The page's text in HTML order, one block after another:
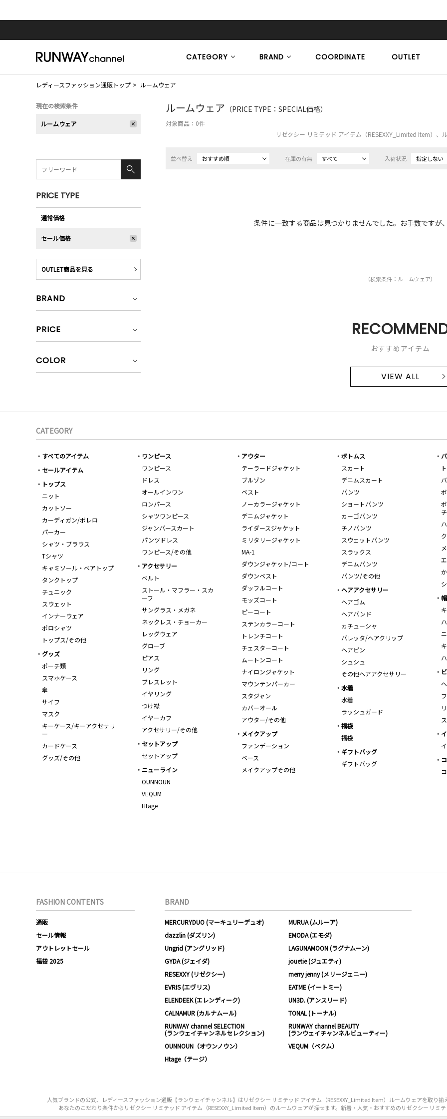
CATEGORY BRAND COORDINATE OUTLET
レディースファッション通販トップ ルームウェア
ルームウェア （PRICE TYPE：SPECIAL価格）
対象商品： 0件
リゼクシー リミテッド アイテム（RESEXXY_Limited Item）、
並べ替え おすすめ順 在庫の有無 すべて 入荷状況 指定しない
条件に一致する商品は見つかりませんでした。お手数ですが
（検索条件：ルームウェア）
おすすめアイテム
VIEW ALL
現在の検索条件
ルームウェア
PRICE TYPE
通常価格
セール価格
OUTLET商品を見る
BRAND
PRICE
COLOR
CATEGORY
すべてのアイテム
セールアイテム
トップス
ニット
カットソー
カーディガン/ボレロ
パーカー
シャツ・ブラウス
Tシャツ
キャミソール・ベアトップ
タンクトップ
チュニック
スウェット
インナーウェア
ポロシャツ
トップス/その他
ワンピース
ワンピース
ドレス
オールインワン
ロンパース
シャツワンピース
ジャンパースカート
パンツドレス
ワンピース/その他
アウター
テーラードジャケット
ブルゾン
ベスト
ノーカラージャケット
デニムジャケット
ライダースジャケット
ミリタリージャケット
MA-1
ダウンジャケット/コート
ダウンベスト
ダッフルコート
モッズコート
ピーコート
ステンカラーコート
トレンチコート
チェスターコート
ムートンコート
ナイロンジャケット
マウンテンパーカー
スタジャン
カバーオール
アウター/その他
ボトムス
スカート
デニムスカート
パンツ
ショートパンツ
カーゴパンツ
チノパンツ
スウェットパンツ
スラックス
デニムパンツ
パンツ/その他
チ
アクセサリー
ベルト
ストール・マフラー・スカ
ーフ
サングラス・メガネ
ネックレス・チョーカー
レッグウェア
グローブ
ピアス
リング
ブレスレット
イヤリング
つけ襟
イヤーカフ
アクセサリー/その他
ヘアアクセサリー
ヘアゴム
ヘアバンド
カチューシャ
バレッタ/ヘアクリップ
ヘアピン
シュシュ
その他ヘアアクセサリー
グッズ
ポーチ類
スマホケース
傘
サイフ
マスク
キーケース/キーアクセサリ
ー
カードケース
グッズ/その他
水着
水着
ラッシュガード
福袋
福袋
メイクアップ
ファンデーション
ベース
メイクアップその他
セットアップ
セットアップ
ギフトバッグ
ギフトバッグ
ニューライン
OUNNOUN
VEQUM
Htage
FASHION CONTENTS
通販
セール情報
アウトレットセール
福袋 2025
BRAND
MERCURYDUO (マーキュリーデュオ)
MURUA (ムルーア)
dazzlin (ダズリン)
EMODA (エモダ)
Ungrid (アングリッド)
LAGUNAMOON (ラグナムーン)
GYDA (ジェイダ)
jouetie (ジュエティ)
RESEXXY (リゼクシー)
merry jenny (メリージェニー)
EVRIS (エヴリス)
EATME (イートミー)
ELENDEEK (エレンディーク)
UN3D. (アンスリード)
CALNAMUR (カルナムール)
TONAL (トーナル)
RUNWAY channel SELECTION
(ランウェイチャンネルセレクション)
RUNWAY channel BEAUTY
(ランウェイチャンネルビューティー)
OUNNOUN（オウンノウン）
VEQUM（ベクム）
Htage（テージ）
人気ブランドの公式、レディースファッション通販【ランウェイチャンネル】はリゼクシー リミテッド アイテム（RESEXXY_Limited Item）ルームウェアを取り
あなたのこだわり条件からリゼクシー リミテッド アイテム（RESEXXY_Limited Item）のルームウェアが探せます。新着・人気・おすすめのリゼクシー リミ